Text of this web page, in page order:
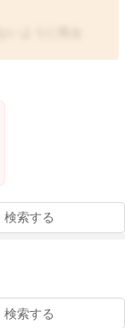
ように気を
4c16-9f35-92
検索する
検索する